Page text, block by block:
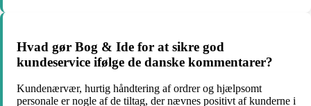
Hvad gør Bog & Ide for at sikre god
kundeservice ifølge de danske kommentarer?
Kundenærvær, hurtig håndtering af ordrer og hjælpsomt
personale er nogle af de tiltag, der nævnes positivt af kunderne i